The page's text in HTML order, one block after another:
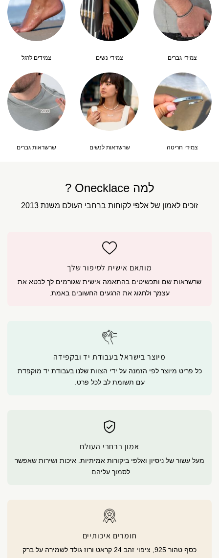
צמידי גברים צמידי נשים צמידים לרגל
צמידי חריטה שרשראות לנשים שרשראות גברים
למה Onecklace ?
זוכים לאמון של אלפי לקוחות ברחבי העולם משנת 2013
מותאם אישית לסיפור שלך
שרשראות שם ותכשיטים בהתאמה אישית שגורמים לך לבטא את
עצמך ולחגוג את הרגעים החשובים באמת.
מיוצר בישראל בעבודת יד ובקפידה
כל פריט מיוצר לפי הזמנה על ידי הצוות שלנו בעבודת יד מוקפדת
עם תשומת לב לכל פרט.
אמון ברחבי העולם
מעל עשור של ניסיון ואלפי ביקורות אמיתיות. איכות ושירות שאפשר
לסמוך עליהם.
חומרים איכותיים
כסף טהור 925, ציפוי זהב 24 קראט ורוז גולד לשמירה על ברק